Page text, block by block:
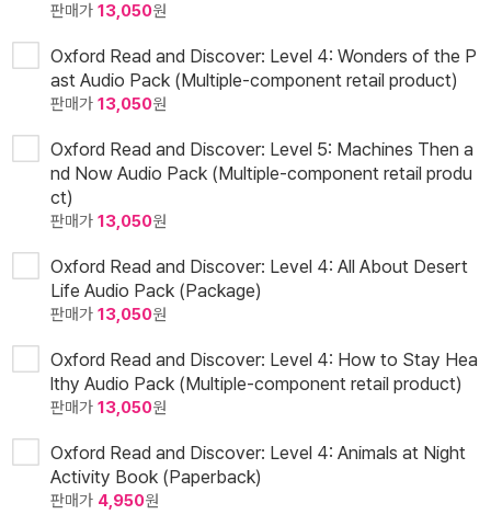
판매가 13,050원
Oxford Read and Discover: Level 4: Wonders of the P
ast Audio Pack (Multiple-component retail product)
판매가 13,050원
Oxford Read and Discover: Level 5: Machines Then a
nd Now Audio Pack (Multiple-component retail produ
ct)
판매가 13,050원
Oxford Read and Discover: Level 4: All About Desert
Life Audio Pack (Package)
판매가 13,050원
Oxford Read and Discover: Level 4: How to Stay Hea
lthy Audio Pack (Multiple-component retail product)
판매가 13,050원
Oxford Read and Discover: Level 4: Animals at Night
Activity Book (Paperback)
판매가 4,950원